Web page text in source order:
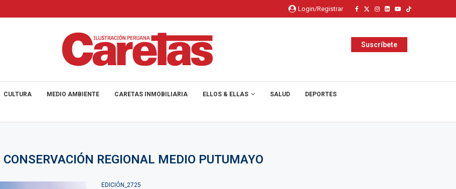
Login/Registrar
Suscríbete
CULTURA MEDIO AMBIENTE CARETAS INMOBILIARIA ELLOS & ELLAS SALUD DEPORTES
CONSERVACIÓN REGIONAL MEDIO PUTUMAYO
EDICIÓN_2725